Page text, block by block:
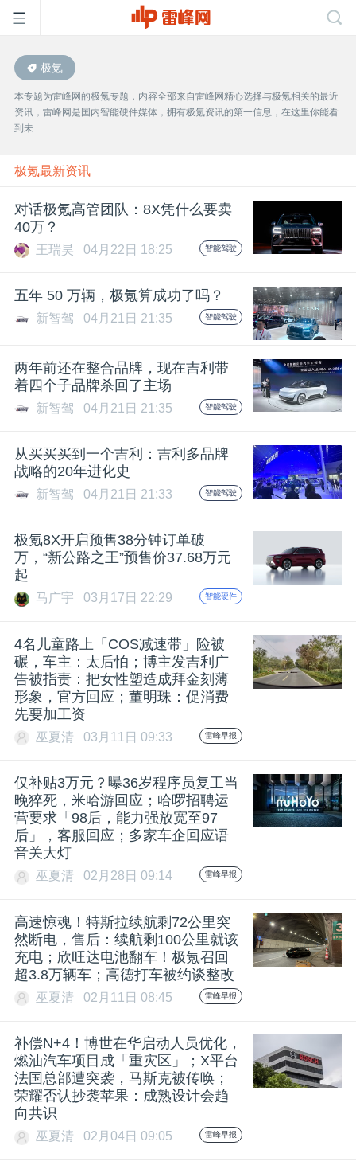
首
页
雷
峰
公
开
课
活
动
中
心
GAIR
专
题
爱
搞
机
极氪
本专题为雷峰网的极氪专题，内容全部来自雷峰网精心选择与极氪相关的最近
资讯，雷峰网是国内智能硬件媒体，拥有极氪资讯的第一信息，在这里你能看
到未..
极氪最新资讯
对话极氪高管团队：8X凭什么要卖
40万？
王瑞昊 04月22日 18:25 智能驾驶
五年 50 万辆，极氪算成功了吗？
新智驾 04月21日 21:35 智能驾驶
两年前还在整合品牌，现在吉利带
着四个子品牌杀回了主场
新智驾 04月21日 21:35 智能驾驶
从买买买到一个吉利：吉利多品牌
战略的20年进化史
新智驾 04月21日 21:33 智能驾驶
极氪8X开启预售38分钟订单破
万，“新公路之王”预售价37.68万元
起
马广宇 03月17日 22:29 智能硬件
4名儿童路上「COS减速带」险被
碾，车主：太后怕；博主发吉利广
告被指责：把女性塑造成拜金刻薄
形象，官方回应；董明珠：促消费
先要加工资
巫夏清 03月11日 09:33 雷峰早报
仅补贴3万元？曝36岁程序员复工当
晚猝死，米哈游回应；哈啰招聘运
营要求「98后，能力强放宽至97
后」，客服回应；多家车企回应语
音关大灯
巫夏清 02月28日 09:14 雷峰早报
高速惊魂！特斯拉续航剩72公里突
然断电，售后：续航剩100公里就该
充电；欣旺达电池翻车！极氪召回
超3.8万辆车；高德打车被约谈整改
巫夏清 02月11日 08:45 雷峰早报
补偿N+4！博世在华启动人员优化，
燃油汽车项目成「重灾区」；X平台
法国总部遭突袭，马斯克被传唤；
荣耀否认抄袭苹果：成熟设计会趋
向共识
巫夏清 02月04日 09:05 雷峰早报